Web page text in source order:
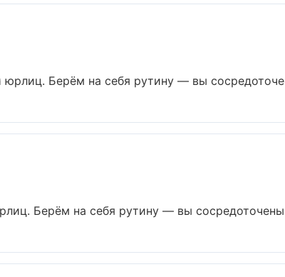
Берём на себя рутину — вы
Берём на себя рутину — вы сосредоточены